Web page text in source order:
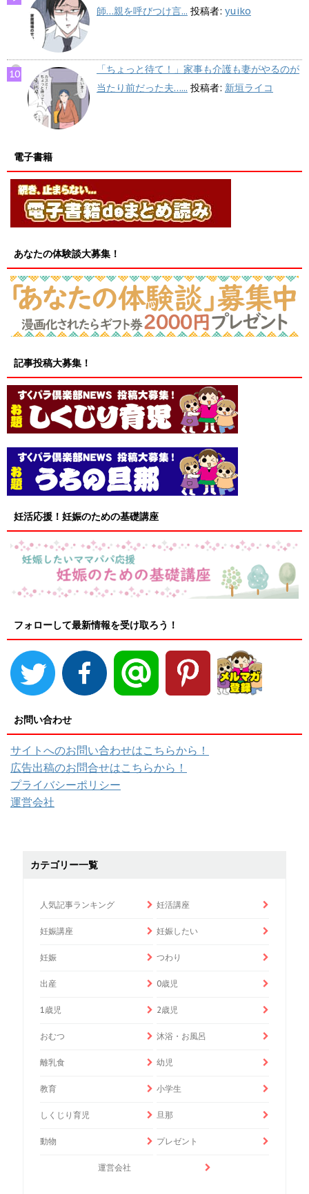
師…親を呼びつけ言... 投稿者: yuiko
「ちょっと待て！」家事も介護も妻がやるのが
当たり前だった夫…... 投稿者: 新垣ライコ
電子書籍
あなたの体験談大募集！
記事投稿大募集！
妊活応援！妊娠のための基礎講座
フォローして最新情報を受け取ろう！
お問い合わせ
サイトへのお問い合わせはこちらから！
広告出稿のお問合せはこちらから！
プライバシーポリシー
運営会社
カテゴリー一覧
人気記事ランキング 妊活講座
妊娠講座 妊娠したい
妊娠 つわり
出産 0歳児
1歳児 2歳児
おむつ 沐浴・お風呂
離乳食 幼児
教育 小学生
しくじり育児 旦那
動物 プレゼント
運営会社